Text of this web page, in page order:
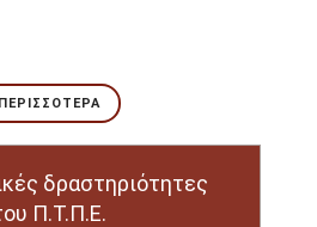
ΠΕΡΙΣΣΌΤΕΡΑ
δραστηριότητες
Π.Τ.Π.Ε.